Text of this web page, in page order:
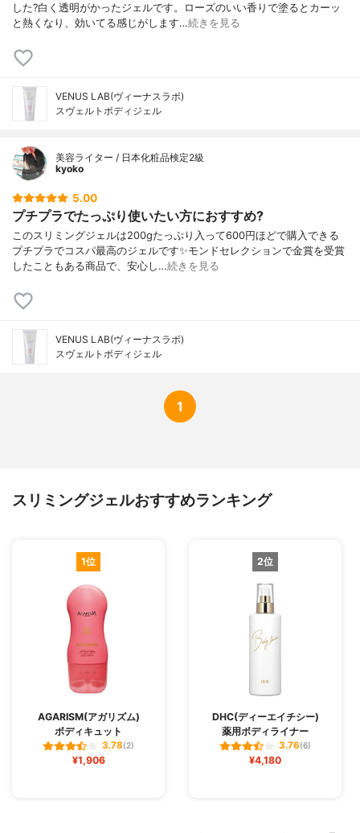
した?白く透明がかったジェルです。ローズのいい香りで塗るとカーッ
と熱くなり、効いてる感じがします…続きを見る
VENUS LAB(ヴィーナスラボ)
スヴェルトボディジェル
美容ライター / 日本化粧品検定2級
kyoko
5.00
プチプラでたっぷり使いたい方におすすめ?
このスリミングジェルは200gたっぷり入って600円ほどで購入できる
プチプラでコスパ最高のジェルです✨モンドセレクションで金賞を受賞
したこともある商品で、安心し…続きを見る
VENUS LAB(ヴィーナスラボ)
スヴェルトボディジェル
1
スリミングジェルおすすめランキング
1位
AGARISM(アガリズム)
ボディキュット
3.78(2)
¥1,906
2位
DHC(ディーエイチシー)
薬用ボディライナー
3.76(6)
¥4,180